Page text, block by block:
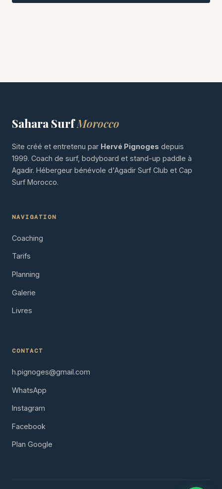
Sahara SurfMorocco
Site créé et entretenu par Hervé Pignoges depuis
1999. Coach de surf, bodyboard et stand-up paddle à
Agadir. Hébergeur bénévole d'Agadir Surf Club et Cap
Surf Morocco.
NAVIGATION
Coaching
Tarifs
Planning
Galerie
Livres
CONTACT
h.pignoges@gmail.com
WhatsApp
Instagram
Facebook
Plan Google